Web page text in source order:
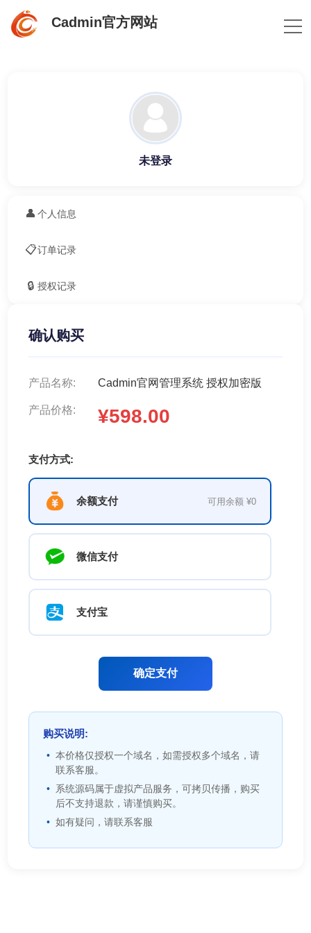
Cadmin官方网站
未登录
👤 个人信息
📋订单记录
🔒 授权记录
确认购买
产品名称: Cadmin官网管理系统 授权加密版
产品价格: ¥598.00
支付方式:
余额支付 可用余额 ¥0
微信支付
支付宝
确定支付
购买说明:
本价格仅授权一个域名，如需授权多个域名，请
联系客服。
系统源码属于虚拟产品服务，可拷贝传播，购买
后不支持退款，请谨慎购买。
如有疑问，请联系客服